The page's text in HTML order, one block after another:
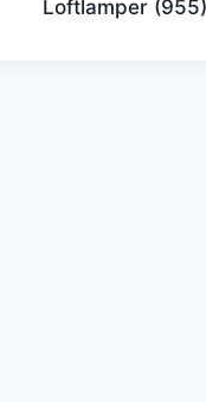
Loftlamper (955)